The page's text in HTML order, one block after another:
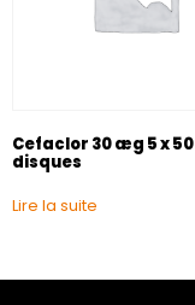
Cefaclor 30 æg 5 x 50
disques
Lire la suite